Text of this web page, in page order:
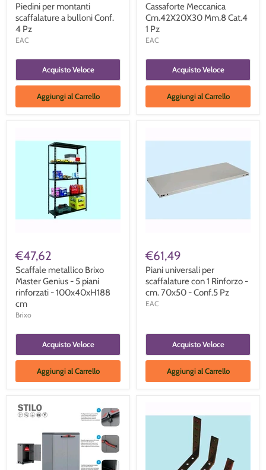
Piedini per montanti
scaffalature a bulloni Conf.
4 Pz
EAC
Acquisto Veloce
Aggiungi al Carrello
Cassaforte Meccanica
Cm.42X20X30 Mm.8 Cat.4
1 Pz
EAC
Acquisto Veloce
Aggiungi al Carrello
€47,62
Scaffale metallico Brixo
Master Genius - 5 piani
rinforzati - 100x40xH188
cm
Brixo
Acquisto Veloce
Aggiungi al Carrello
€61,49
Piani universali per
scaffalature con 1 Rinforzo -
cm. 70x50 - Conf.5 Pz
EAC
Acquisto Veloce
Aggiungi al Carrello